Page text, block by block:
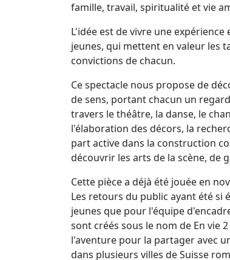
famille, travail, spiritualité et vie
L'idée est de vivre une
jeunes, qui mettent en valeur les
convictions de chacun.
Ce spectacle nous propose de
de sens, portant chacun un
travers le théâtre, la danse, le
l'élaboration des décors, la
part active dans la construction
découvrir les arts de la scène, de
Cette pièce a déjà été jouée en
Les retours du public ayant été
jeunes que pour l'équipe
sont créés sous le nom de En vie
l'aventure pour la partager avec
dans plusieurs villes de Suisse